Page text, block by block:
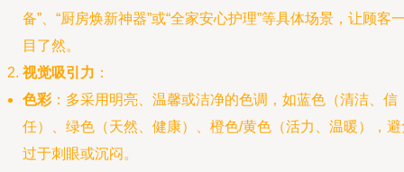
备”、“厨房焕新神器”或“全家安心护理”等具体场景，让顾客
目了然。
视觉吸引力 ：
色彩：多采用明亮、温馨或洁净的色调，如蓝色（清洁、信
任）、绿色（天然、健康）、橙色/黄色（活力、温暖），避
过于刺眼或沉闷。